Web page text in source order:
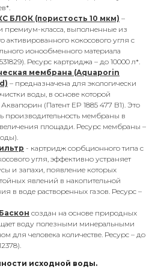
БЛОК (пористость 10 мкм) –
премиум-класса, выполненные из
активированного кокосового угля с
ионообменного материала
Ресурс картриджа – до 10000 л*.
мембрана (Aquaporin
– предназначена для экологически
воды, в основе которой
(Патент EP 1885 477 B1). Это
производительность мембраны в
площади. Ресурс мембраны –
- картридж сорбционного типа с
угля, эффективно устраняет
и запахи, появление которых
явлений в накопительной
в воде растворенных газов. Ресурс –
создан на основе природных
воду полезными минеральными
для человека количестве. Ресурс – до
исходной воды.